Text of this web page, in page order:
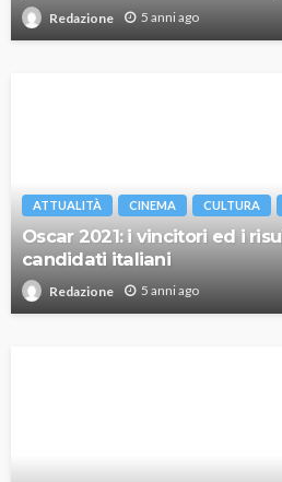
Redazione 5 anni ago
ATTUALITÀ CINEMA CULTURA
Oscar 2021: i vincitori ed i
candidati italiani
Redazione 5 anni ago